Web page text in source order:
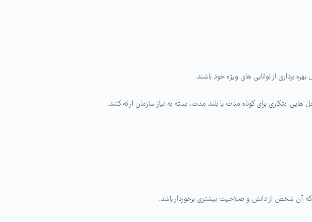
برداری از توانایی های ویژه خود باشند.
ابتکاری برای کوتاه مدت یا بلند مدت، بسته به نیاز سازمان ارائه کنند.
که آن شخص از دانش و صلاحیت بیشتری برخوردار باشد.